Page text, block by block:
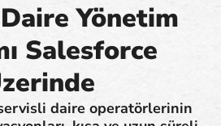
Yönetim
Salesforce
daire operatörlerinin